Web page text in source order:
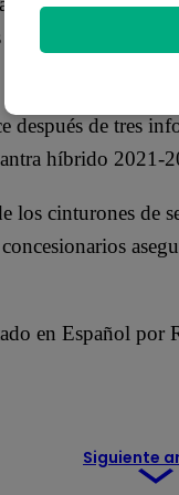
los cinturones
después de tres
híbrido 2021-
los cinturones de
en Español por
Siguiente